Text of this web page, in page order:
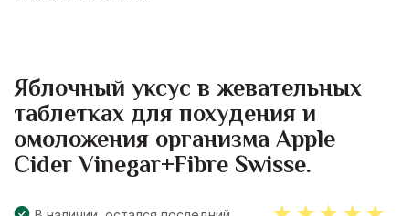
Яблочный уксус в жевательных
таблетках для похудения и
омоложения организма Apple
Cider Vinegar+Fibre Swisse.